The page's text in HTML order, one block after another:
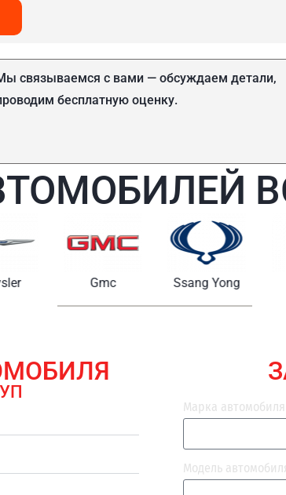
связываемся с вами — обсуждаем детали,
бесплатную оценку.
Gmc Ssang Yong
Марка автомобиля
Модель